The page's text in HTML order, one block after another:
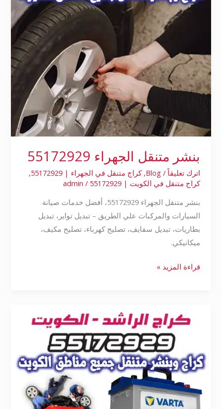
بنشر متنقل الجهراء 55172929
اترك تعليقاً /
Blog
,كراج متنقل في الجهراء | 55172929
,
كراج متنقل في الكويت | 55172929
/
admin
بنشر متنقل الجهراء 55172929، أفضل خدمات صيانة
السيارات والمركبات علي الطريق – تبديل تواير، تبديل
بطاريات، تبديل سفايف، تصليح كهرباء، تصليح مكيف،
ميكانيكي.
قراءة المزيد »
متنقل
الأحمدي
55172929